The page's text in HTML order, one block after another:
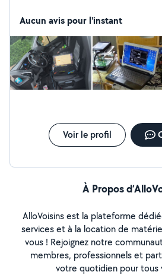
marque
Aucun avis pour l'instant
Voir le profil
À Propos
AlloVoisins est la plateforme
services et à la location de
vous ! Rejoignez notre
membres, professionnels et
votre quotidien pour tous